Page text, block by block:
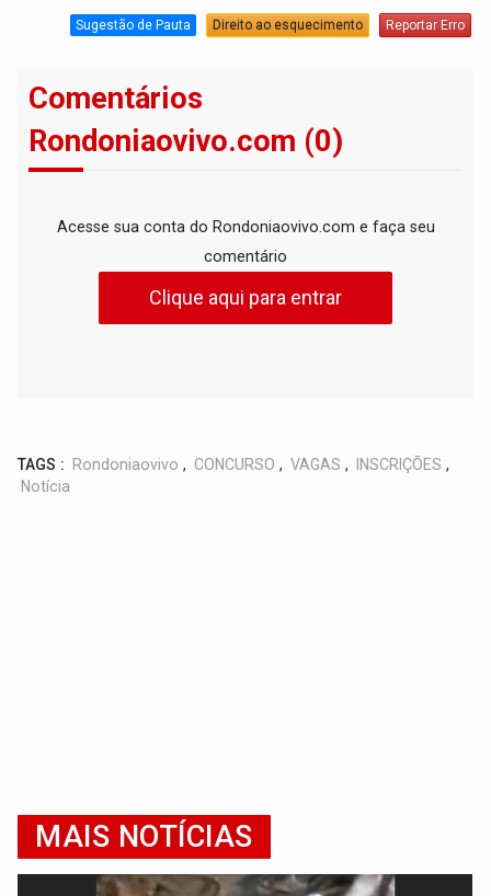
Sugestão de Pauta Direito ao esquecimento Reportar Erro
Comentários
Rondoniaovivo.com (0)
Acesse sua conta do Rondoniaovivo.com e faça seu
comentário
Clique aqui para entrar
TAGS : Rondoniaovivo , CONCURSO , VAGAS , INSCRIÇÕES ,
Notícia
MAIS NOTÍCIAS